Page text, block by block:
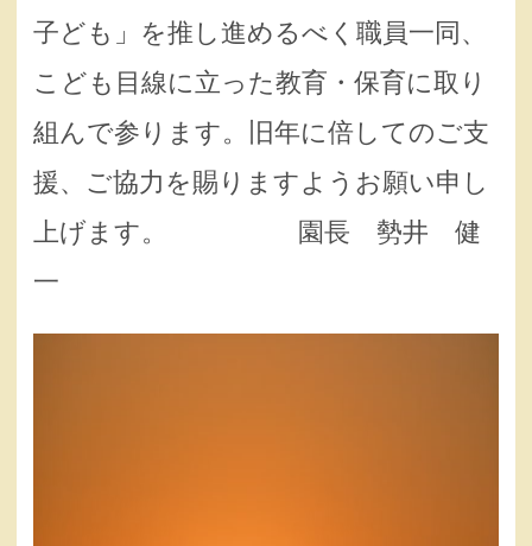
子ども」を推し進めるべく職員一同、
こども目線に立った教育・保育に取り
組んで参ります。旧年に倍してのご支
援、ご協力を賜りますようお願い申し
上げます。 園長 勢井 健
一